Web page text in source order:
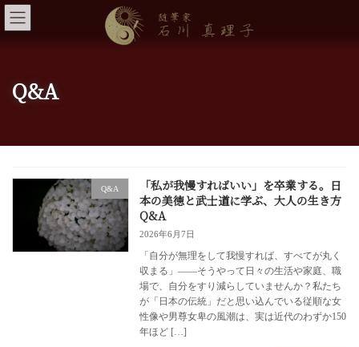
コ
テ
ナ
ゲ
Q&A
Q&A
「私が我慢すればいい」を卒業する。日
本の美徳と武士道に学ぶ、大人の生き方
Q&A
2026年6月7日
「自分が無理をして我慢すれば、すべてが丸く
収まる」――そうやって日々の生活や家庭、職
場で、自分をすり減らしていませんか？私たち
が「日本の伝統」だと思い込んでいる従順な女
性像や男尊女卑の風潮は、実は近代のわずか150
年ほど […]